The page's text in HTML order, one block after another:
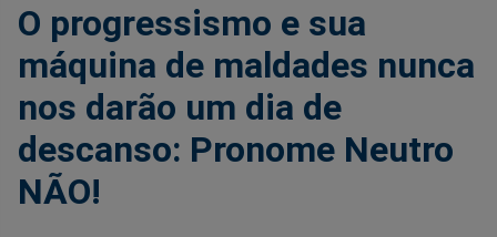
O progressismo e sua
máquina de maldades nunca
nos darão um dia de
descanso: Pronome Neutro
NÃO!